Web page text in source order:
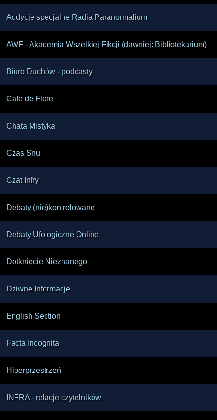
Audycje specjalne Radia Paranormalium
AWF - Akademia Wszelkiej Fikcji (dawniej: Bibliotekarium)
Biuro Duchów - podcasty
Cafe de Flore
Chata Mistyka
Czas Snu
Czat Infry
Debaty (nie)kontrolowane
Debaty Ufologiczne Online
Dotknięcie Nieznanego
Dziwne Informacje
English Section
Facta Incognita
Hiperprzestrzeń
INFRA - relacje czytelników